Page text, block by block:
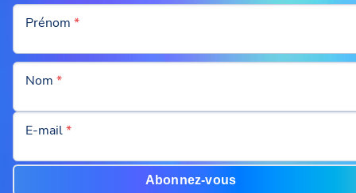
Prénom *
Nom *
Abonnez-vous
E-mail*